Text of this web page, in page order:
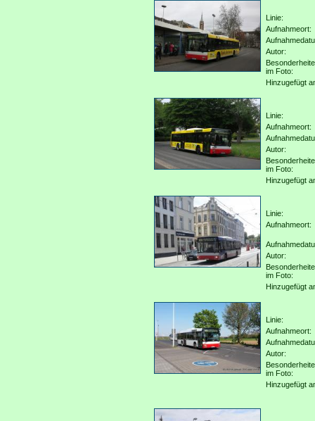
Linie:
Aufnahmeort:
Autor:
im Foto:
Hinzugefügt
Linie:
Aufnahmeort:
Autor:
im Foto:
Hinzugefügt
Linie:
Aufnahmeort:
Autor:
im Foto:
Hinzugefügt
Linie:
Aufnahmeort:
Autor:
im Foto:
Hinzugefügt